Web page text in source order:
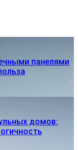
панелями
домов: